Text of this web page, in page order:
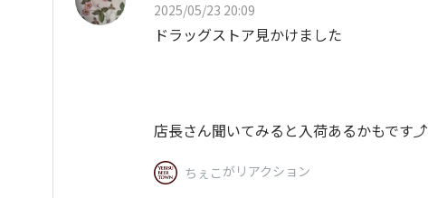
2025/05/23 20:09
ドラッグストア見かけました
店長さん聞いてみると入荷あるかもです⤴️
ちぇこ がリアクション